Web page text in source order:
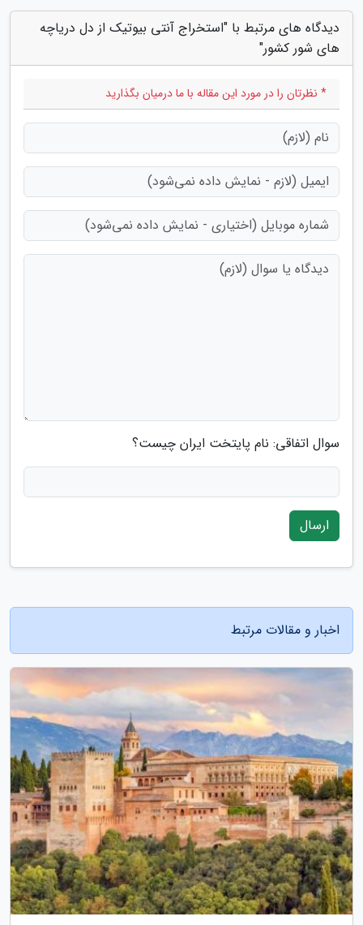
دیدگاه های مرتبط با "استخراج آنتی بیوتیک از دل دریاچه
های شور کشور"
* نظرتان را در مورد این مقاله با ما درمیان بگذارید
سوال اتفاقی: نام پایتخت ایران چیست؟
ارسال
اخبار و مقالات مرتبط